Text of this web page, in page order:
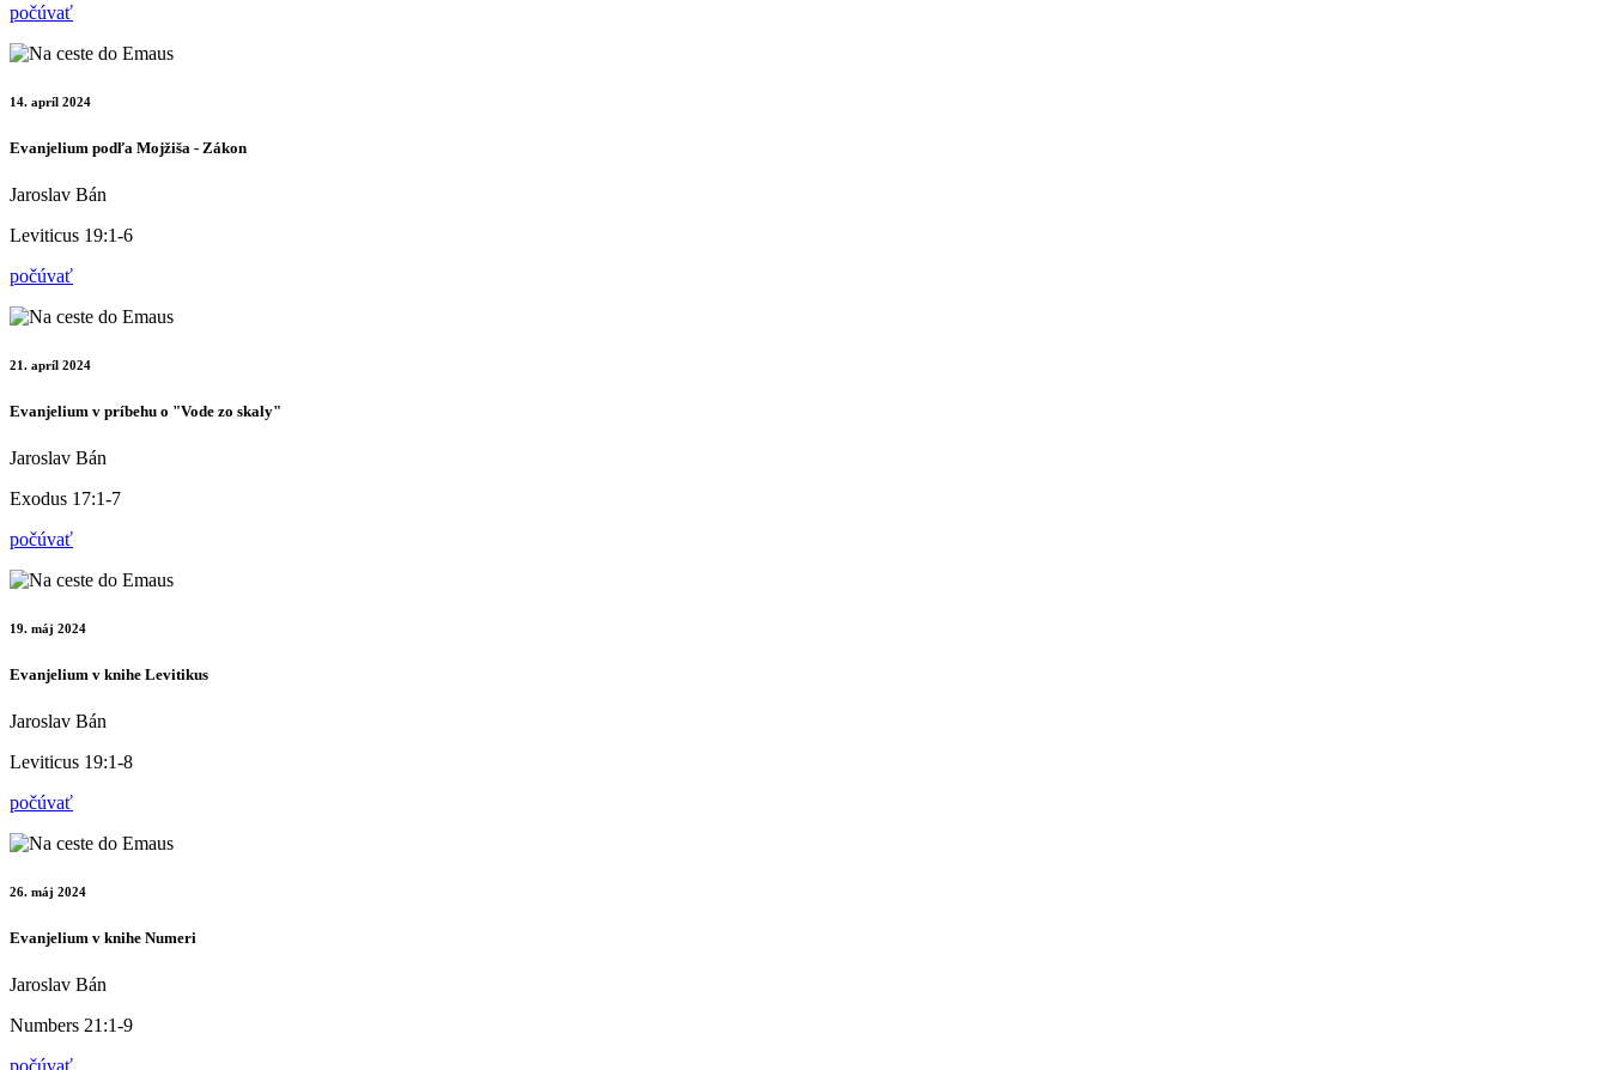
počúvať
14. apríl 2024
Evanjelium podľa Mojžiša - Zákon
Jaroslav Bán
Leviticus 19:1-6
počúvať
21. apríl 2024
Evanjelium v príbehu o "Vode zo skaly"
Jaroslav Bán
Exodus 17:1-7
počúvať
19. máj 2024
Evanjelium v knihe Levitikus
Jaroslav Bán
Leviticus 19:1-8
počúvať
26. máj 2024
Evanjelium v knihe Numeri
Jaroslav Bán
Numbers 21:1-9
počúvať